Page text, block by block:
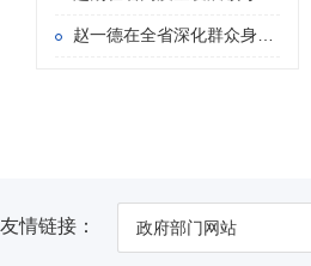
友情链接： 政府部门网站